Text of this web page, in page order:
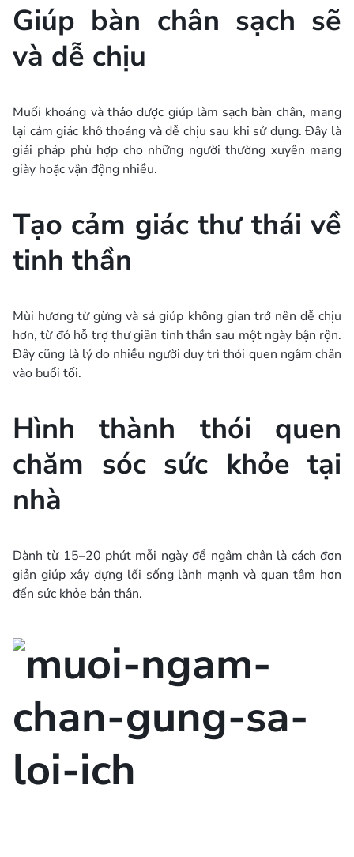
Giúp bàn chân sạch sẽ
và dễ chịu
Muối khoáng và thảo dược giúp làm sạch bàn chân, mang
lại cảm giác khô thoáng và dễ chịu sau khi sử dụng. Đây là
giải pháp phù hợp cho những người thường xuyên mang
giày hoặc vận động nhiều.
Tạo cảm giác thư thái về
tinh thần
Mùi hương từ gừng và sả giúp không gian trở nên dễ chịu
hơn, từ đó hỗ trợ thư giãn tinh thần sau một ngày bận rộn.
Đây cũng là lý do nhiều người duy trì thói quen ngâm chân
vào buổi tối.
Hình thành thói quen
chăm sóc sức khỏe tại
nhà
Dành từ 15–20 phút mỗi ngày để ngâm chân là cách đơn
giản giúp xây dựng lối sống lành mạnh và quan tâm hơn
đến sức khỏe bản thân.